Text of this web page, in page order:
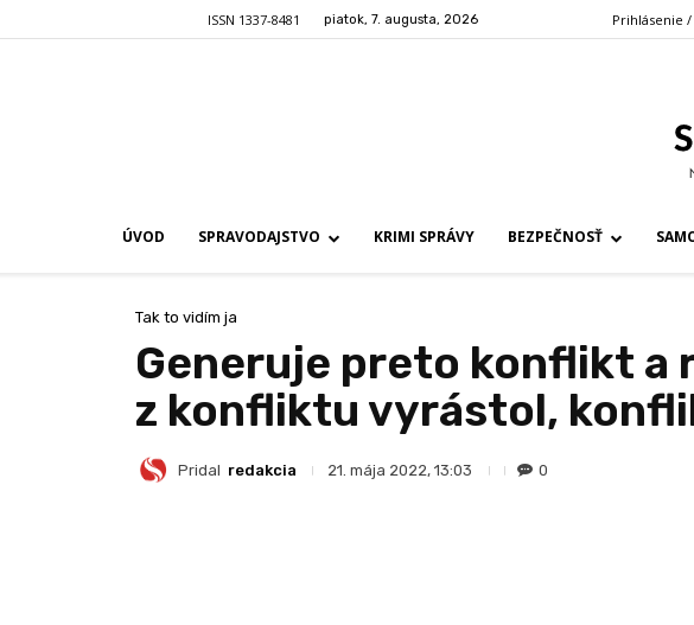
ISSN 1337-8481 piatok, 7. augusta, 2026 Prihlásenie
ÚVOD SPRAVODAJSTVO KRIMI SPRÁVY BEZPEČNOSŤ
Tak to vidím ja
Generuje preto konflikt a
z konfliktu vyrástol,
Pridal redakcia 21. mája 2022, 13:03 0